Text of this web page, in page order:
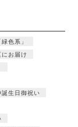
色系」
にお届け
誕生日御祝い